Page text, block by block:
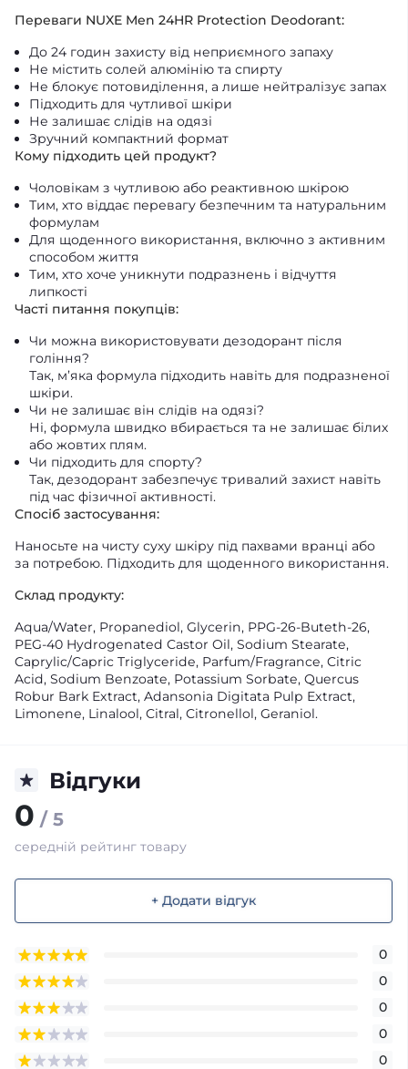
Переваги NUXE Men 24HR Protection Deodorant:
До 24 годин захисту від неприємного запаху
Не містить солей алюмінію та спирту
Не блокує потовиділення, а лише нейтралізує запах
Підходить для чутливої шкіри
Не залишає слідів на одязі
Зручний компактний формат
Кому підходить цей продукт?
Чоловікам з чутливою або реактивною шкірою
Тим, хто віддає перевагу безпечним та натуральним
формулам
Для щоденного використання, включно з активним
способом життя
Тим, хто хоче уникнути подразнень і відчуття
липкості
Часті питання покупців:
Чи можна використовувати дезодорант після
гоління?
Так, м’яка формула підходить навіть для подразненої
шкіри.
Чи не залишає він слідів на одязі?
Ні, формула швидко вбирається та не залишає білих
або жовтих плям.
Чи підходить для спорту?
Так, дезодорант забезпечує тривалий захист навіть
під час фізичної активності.
Спосіб застосування:
Наносьте на чисту суху шкіру під пахвами вранці або
за потребою. Підходить для щоденного використання.
Склад продукту:
Aqua/Water, Propanediol, Glycerin, PPG-26-Buteth-26,
PEG-40 Hydrogenated Castor Oil, Sodium Stearate,
Caprylic/Capric Triglyceride, Parfum/Fragrance, Citric
Acid, Sodium Benzoate, Potassium Sorbate, Quercus
Robur Bark Extract, Adansonia Digitata Pulp Extract,
Limonene, Linalool, Citral, Citronellol, Geraniol.
Відгуки
0 / 5
середній рейтинг товару
+ Додати відгук
0
0
0
0
0